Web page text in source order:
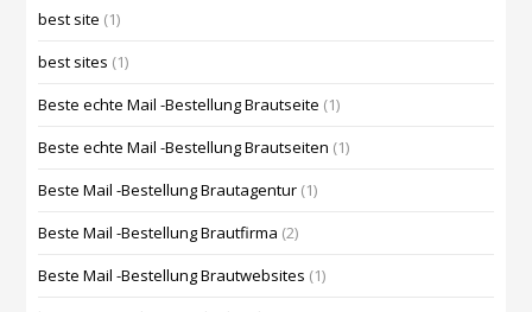
best site (1)
best sites (1)
Beste echte Mail -Bestellung Brautseite (1)
Beste echte Mail -Bestellung Brautseiten (1)
Beste Mail -Bestellung Brautagentur (1)
Beste Mail -Bestellung Brautfirma (2)
Beste Mail -Bestellung Brautwebsites (1)